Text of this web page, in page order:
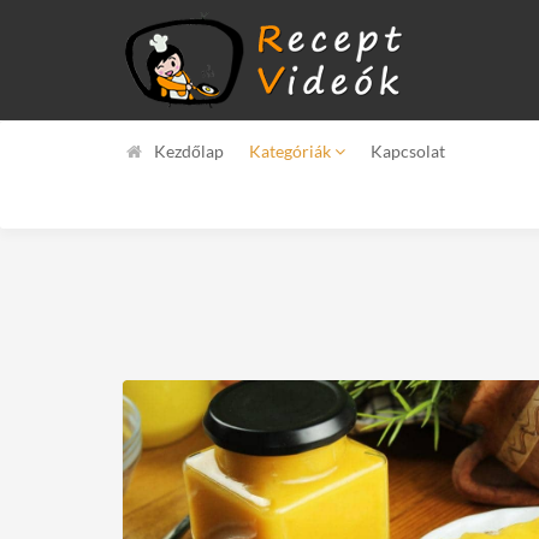
Kezdőlap Kategóriák Kapcsolat